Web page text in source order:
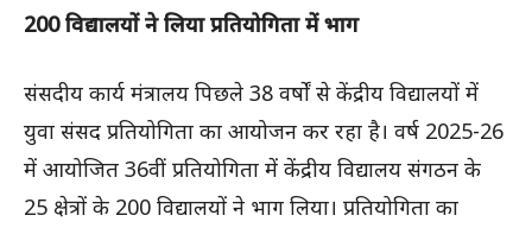
200 विद्यालयों ने लिया प्रतियोगिता में भाग
संसदीय कार्य मंत्रालय पिछले 38 वर्षों से केंद्रीय विद्यालयों में
युवा संसद प्रतियोगिता का आयोजन कर रहा है। वर्ष 2025-26
में आयोजित 36वीं प्रतियोगिता में केंद्रीय विद्यालय संगठन के
25 क्षेत्रों के 200 विद्यालयों ने भाग लिया। प्रतियोगिता का